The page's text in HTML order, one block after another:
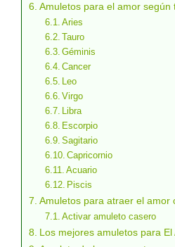
Amuletos para el amor según
Aries
Tauro
Géminis
Cancer
Leo
Virgo
Libra
Escorpio
Sagitario
Capricornio
Acuario
Piscis
Amuletos para atraer el amor
Activar amuleto casero
Los mejores amuletos para El